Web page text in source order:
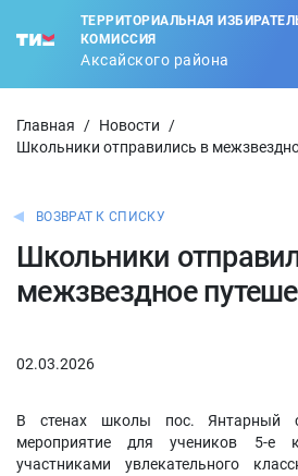
ТЕРРИТОРИАЛЬНАЯ
КОМИССИЯ
Аксайского района
Главная / Новости
/
Школьники отправились в
ВОЗВРАТ К СПИСКУ
Школьники
межзвездное
02.03.2026
В стенах школы пос. Янтарный
мероприятие для учеников 5-е
участниками увлекательного